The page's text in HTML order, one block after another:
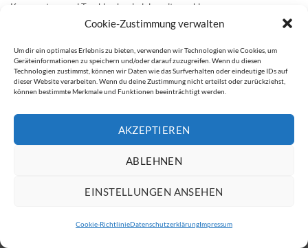
Cookie-Zustimmung verwalten
Um dir ein optimales Erlebnis zu bieten, verwenden wir Technologien wie Cookies, um
Geräteinformationen zu speichern und/oder darauf zuzugreifen. Wenn du diesen
Technologien zustimmst, können wir Daten wie das Surfverhalten oder eindeutige IDs auf
dieser Website verarbeiten. Wenn du deine Zustimmung nicht erteilst oder zurückziehst,
können bestimmte Merkmale und Funktionen beeinträchtigt werden.
AKZEPTIEREN
ABLEHNEN
EINSTELLUNGEN ANSEHEN
Cookie-RichtlinieDatenschutzerklärungImpressum
Kommentare und Trackbacks sind derzeit geschlossen.
Weiter
→
ATW Automatentechnik Wartchow GmbH